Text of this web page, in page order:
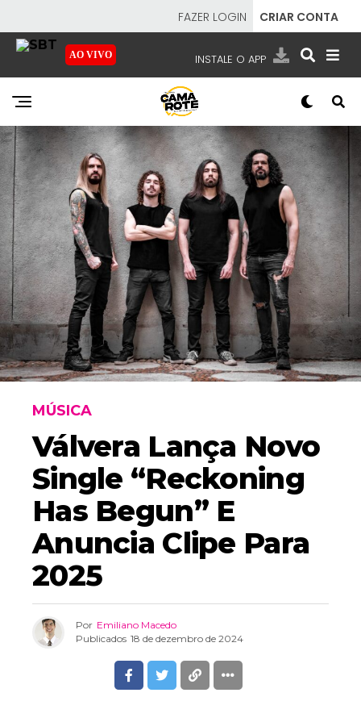
FAZER LOGIN CRIAR CONTA
AO VIVO INSTALE O APP
EMISSORAS
NOSSAS REDES APP TV SBT
SBT- SISTEMA BRASILEIRO DE TELEVISÃO
MÚSICA
Válvera Lança Novo
Single “Reckoning
Has Begun” E
Anuncia Clipe Para
2025
Por Emiliano Macedo
Publicados 18 de dezembro de 2024